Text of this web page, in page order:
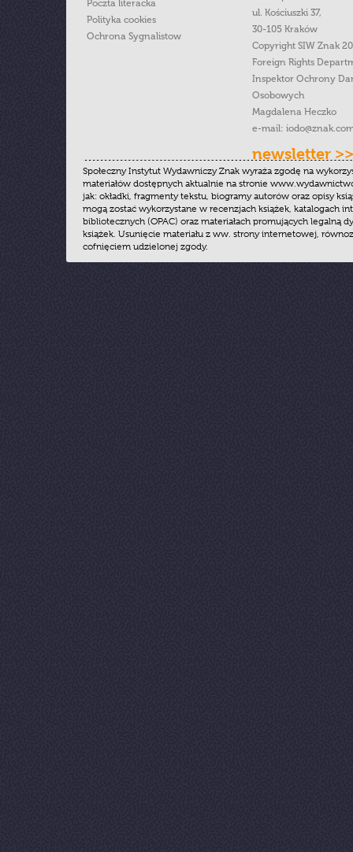
Poczta literacka
Polityka cookies
Ochrona Sygnalistow
ul. Kościuszki 37,
30-105 Kraków
Copyright SIW Znak
Foreign Rights
Inspektor Ochrony
Osobowych
Magdalena Heczko
e-mail:
newsletter >>
Społeczny Instytut Wydawniczy Znak wyraża zgodę na
materiałów dostępnych aktualnie na stronie
jak: okładki, fragmenty tekstu, biogramy autorów oraz opisy
mogą zostać wykorzystane w recenzjach książek, katalogach
bibliotecznych (OPAC) oraz materiałach promujących legalną
książek. Usunięcie materiału z ww. strony internetowej,
cofnięciem udzielonej zgody.